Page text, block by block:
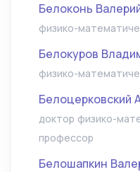
Белоконь
физико-
Белокуров
физико-
Белоцерковский
доктор физико-
профессор
Белошапкин